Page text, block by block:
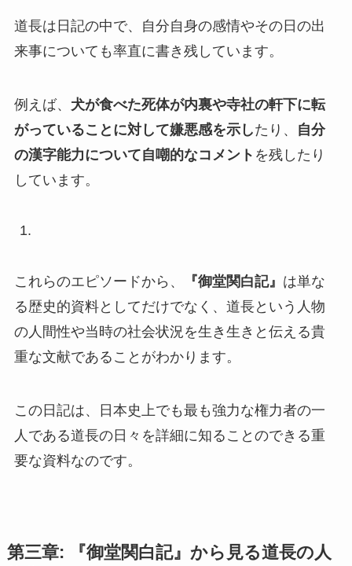
道長は日記の中で、自分自身の感情やその日の出
来事についても率直に書き残しています。
例えば、 犬が食べた死体が内裏や寺社の軒下に転
がっていることに対して嫌悪感を示したり、
自分
の漢字能力について自嘲的なコメント を残したり
しています。
これらのエピソードから、 『御堂関白記』 は単な
る歴史的資料としてだけでなく、道長という人物
の人間性や当時の社会状況を生き生きと伝える貴
重な文献であることがわかります。
この日記は、日本史上でも最も強力な権力者の一
人である道長の日々を詳細に知ることのできる重
要な資料なのです。
第三章: 『御堂関白記』から見る道長の人